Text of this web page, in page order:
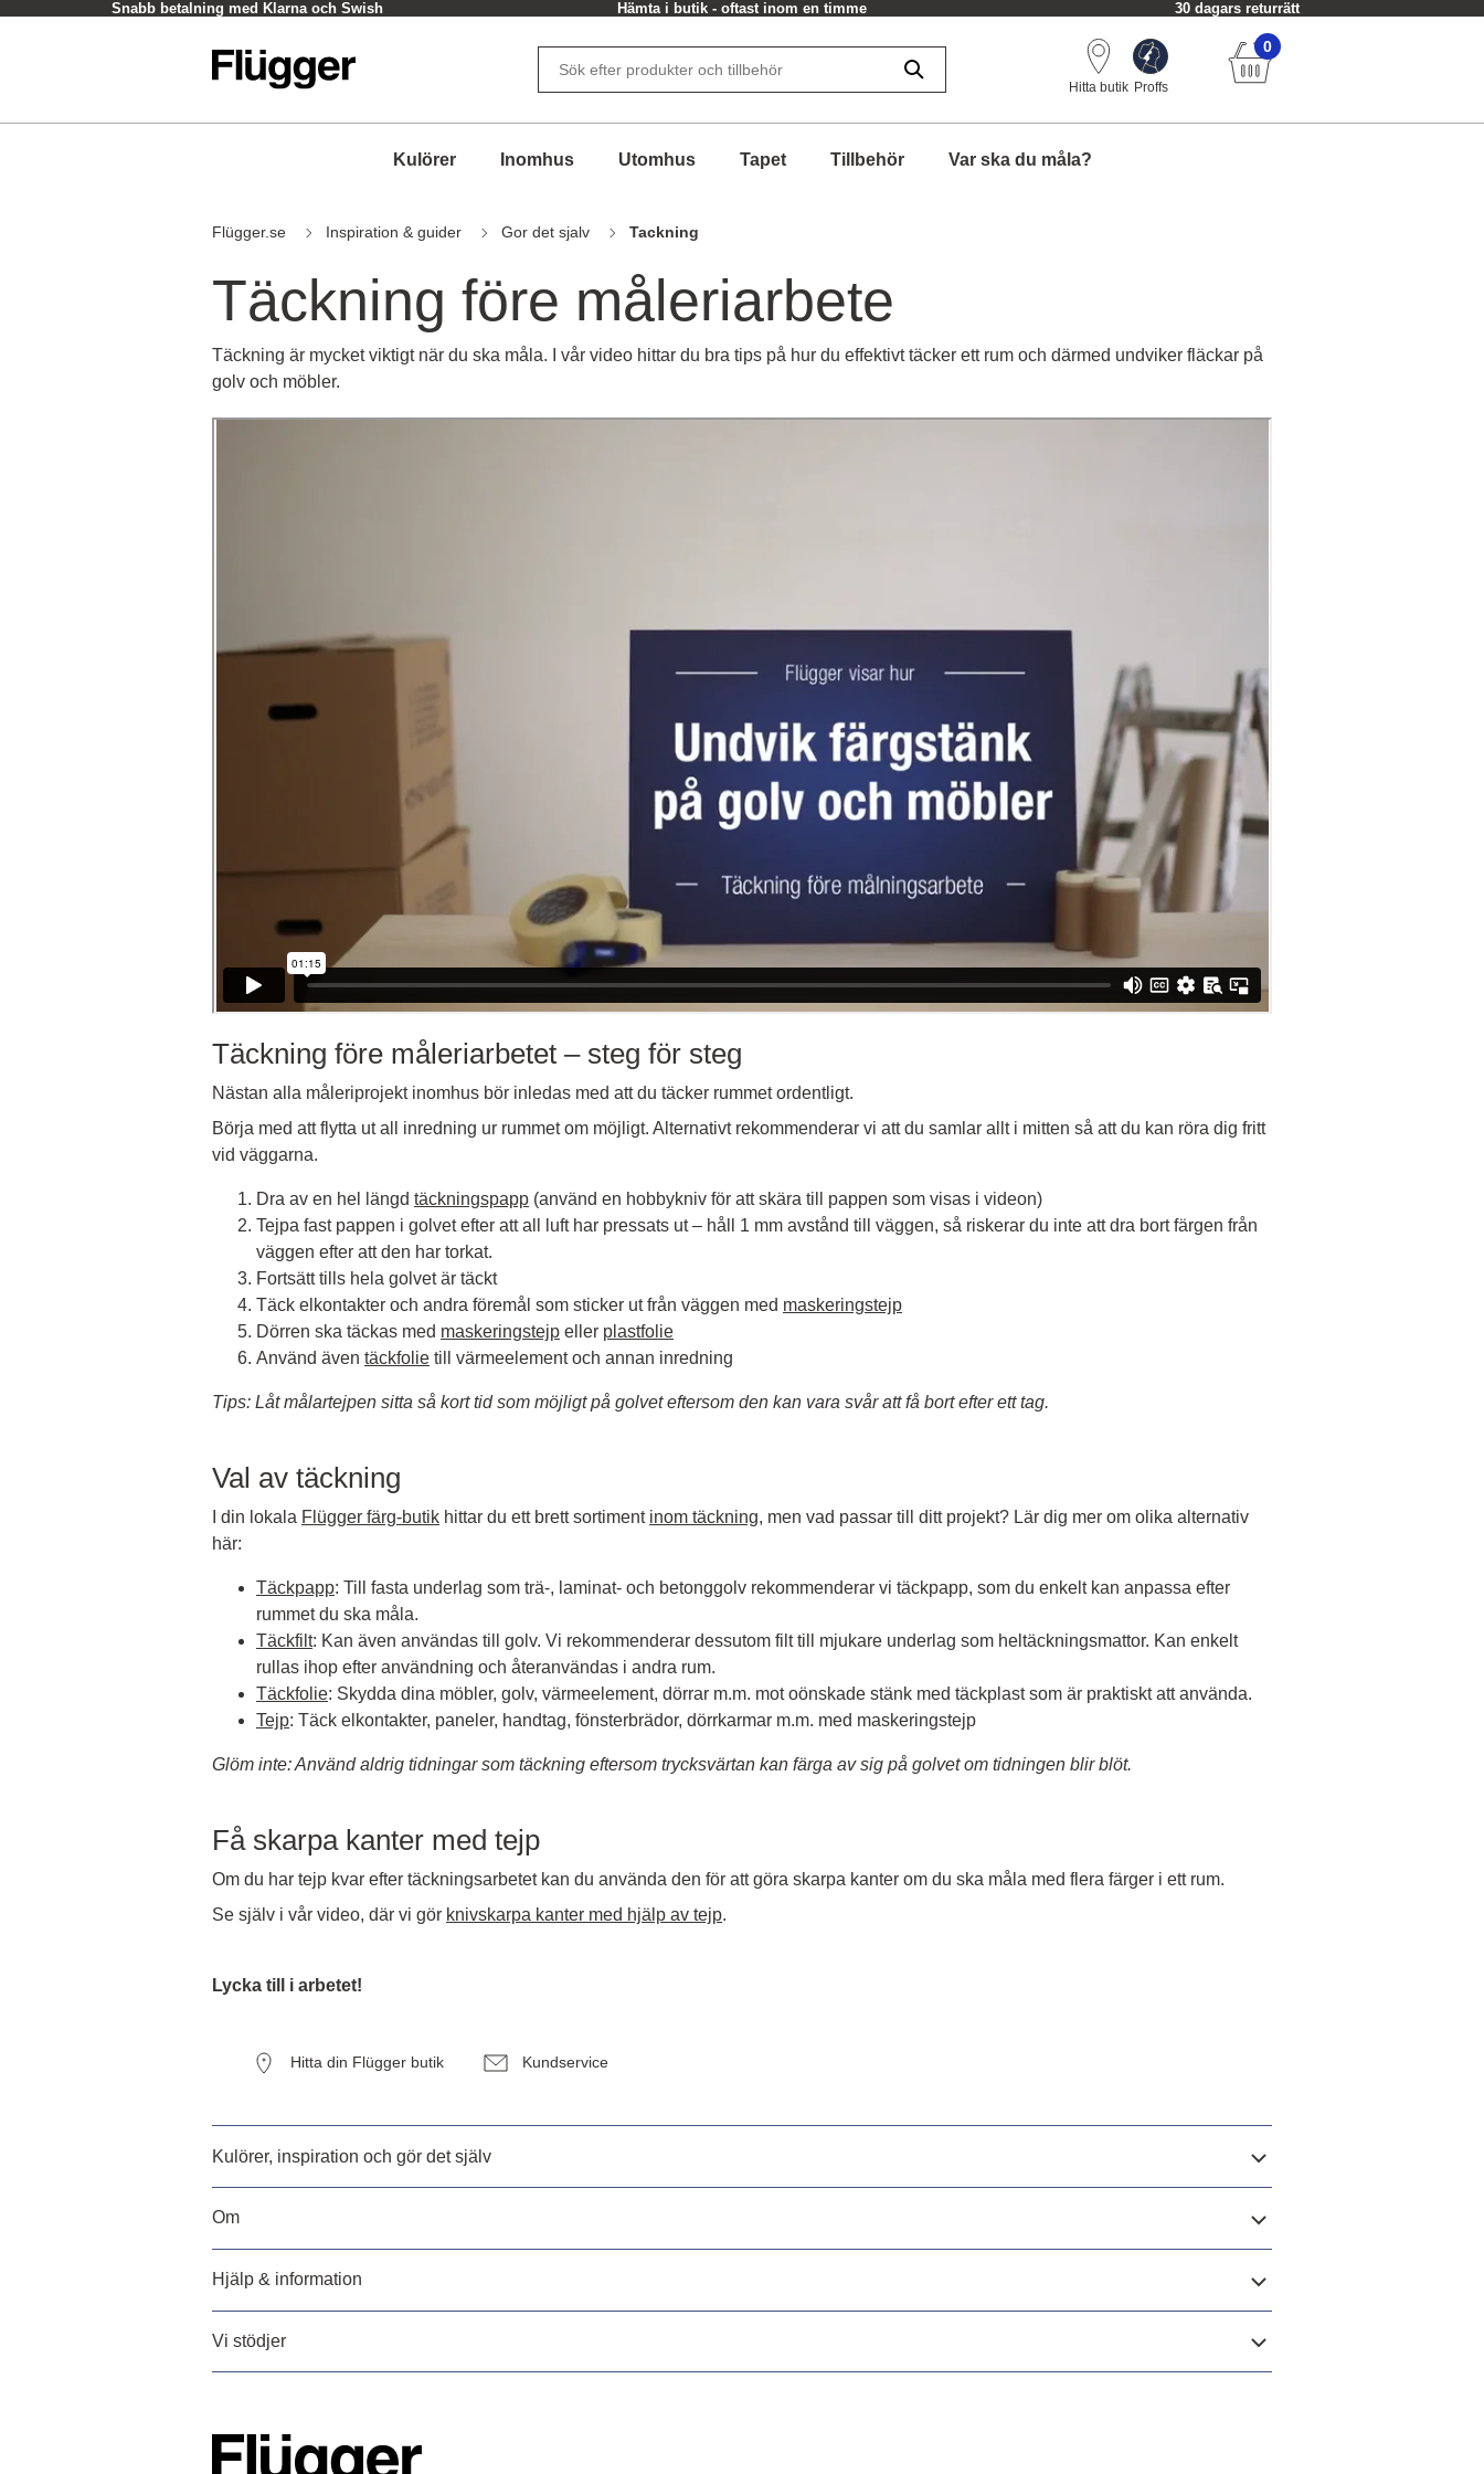
Snabb betalning med Klarna och Swish Hämta i butik - oftast inom en timme 30 dagars returrätt
Hitta butik Proffs
0
Kulörer Inomhus Utomhus Tapet Tillbehör Var ska du måla?
Flügger.se Inspiration & guider Gor det sjalv Tackning
Täckning före måleriarbete
Täckning är mycket viktigt när du ska måla. I vår video hittar du bra tips på hur du effektivt täcker ett rum och därmed undviker fläckar på
golv och möbler.
Täckning före måleriarbetet ‒ steg för steg
Nästan alla måleriprojekt inomhus bör inledas med att du täcker rummet ordentligt.
Börja med att flytta ut all inredning ur rummet om möjligt. Alternativt rekommenderar vi att du samlar allt i mitten så att du kan röra dig fritt
vid väggarna.
Dra av en hel längd täckningspapp (använd en hobbykniv för att skära till pappen som visas i videon)
Tejpa fast pappen i golvet efter att all luft har pressats ut ‒ håll 1 mm avstånd till väggen, så riskerar du inte att dra bort färgen från
väggen efter att den har torkat.
Fortsätt tills hela golvet är täckt
Täck elkontakter och andra föremål som sticker ut från väggen med maskeringstejp
Dörren ska täckas med maskeringstejp eller plastfolie
Använd även täckfolie till värmeelement och annan inredning
Tips: Låt målartejpen sitta så kort tid som möjligt på golvet eftersom den kan vara svår att få bort efter ett tag.
Val av täckning
I din lokala Flügger färg-butik hittar du ett brett sortiment inom täckning, men vad passar till ditt projekt? Lär dig mer om olika alternativ
här:
Täckpapp: Till fasta underlag som trä-, laminat- och betonggolv rekommenderar vi täckpapp, som du enkelt kan anpassa efter
rummet du ska måla.
Täckfilt: Kan även användas till golv. Vi rekommenderar dessutom filt till mjukare underlag som heltäckningsmattor. Kan enkelt
rullas ihop efter användning och återanvändas i andra rum.
Täckfolie: Skydda dina möbler, golv, värmeelement, dörrar m.m. mot oönskade stänk med täckplast som är praktiskt att använda.
Tejp: Täck elkontakter, paneler, handtag, fönsterbrädor, dörrkarmar m.m. med maskeringstejp
Glöm inte: Använd aldrig tidningar som täckning eftersom trycksvärtan kan färga av sig på golvet om tidningen blir blöt.
Få skarpa kanter med tejp
Om du har tejp kvar efter täckningsarbetet kan du använda den för att göra skarpa kanter om du ska måla med flera färger i ett rum.
Se själv i vår video, där vi gör knivskarpa kanter med hjälp av tejp.
Lycka till i arbetet!
Hitta din Flügger butik Kundservice
Kulörer, inspiration och gör det själv
Om
Hjälp & information
Vi stödjer